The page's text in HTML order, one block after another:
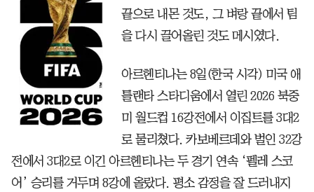
끝으로 내몬 것도, 그 벼랑 끝에서 팀
을 다시 끌어올린 것도 메시였다.
아르헨티나는 8일(한국 시각) 미국 애
틀랜타 스타디움에서 열린 2026 북중
미 월드컵 16강전에서 이집트를 3대2
로 물리쳤다. 카보베르데와 벌인 32강
전에서 3대2로 이긴 아르헨티나는 두 경기 연속 ‘펠레 스코
어’ 승리를 거두며 8강에 올랐다. 평소 감정을 잘 드러내지